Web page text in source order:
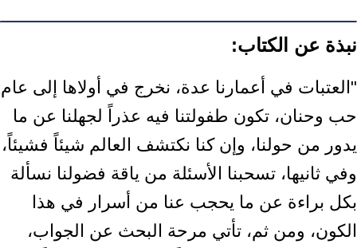
نبذة عن الكتاب:
"العتبات في أعمارنا عدة، نخرج في أولاها إلى عام
حب وحنان، تكون طفولتنا فيه عذراً لجهلنا عن ما
يدور من حولنا، وإن كنا نكتشف العالم شيئاً فشيئاً،
وفي ثانيها، تسحبنا الأسئلة من ياقة فضولنا نسألة
بكل براءة عن ما يحجب عنا من أسرار في هذا
الكون، ومن ثم، تأتي مرحة البحث عن الجواب،